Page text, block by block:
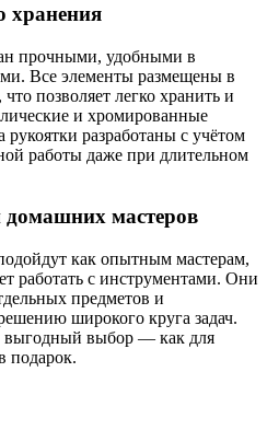
хранения
прочными, удобными в
Все элементы размещены в
позволяет легко хранить и
и хромированные
рукоятки разработаны с учётом
работы даже при длительном
домашних мастеров
как опытным мастерам,
работать с инструментами. Они
предметов и
широкого круга задач.
выбор — как для
подарок.